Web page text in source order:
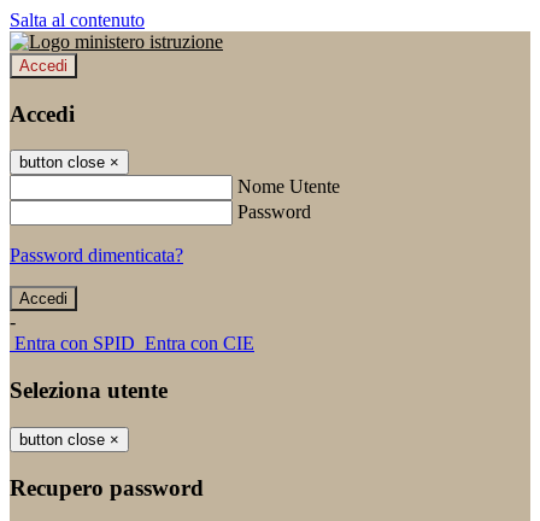
Salta al contenuto
Accedi
Accedi
button close ×
Nome Utente
Password
Password dimenticata?
-
Entra con SPID Entra con CIE
Seleziona utente
button close ×
Recupero password